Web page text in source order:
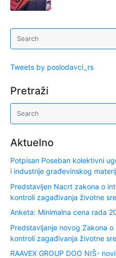
Tweets by poslodavci_rs
Pretraži
Aktuelno
Potpisan Poseban kolektivni
i industrije građevinskog
Predstavljen Nacrt zakona o
kontroli zagađivanja životne
Anketa: Minimalna cena rada
Predstavljanje novog Zakona
kontroli zagađivanja životne
RAAVEX GROUP DOO NIŠ-